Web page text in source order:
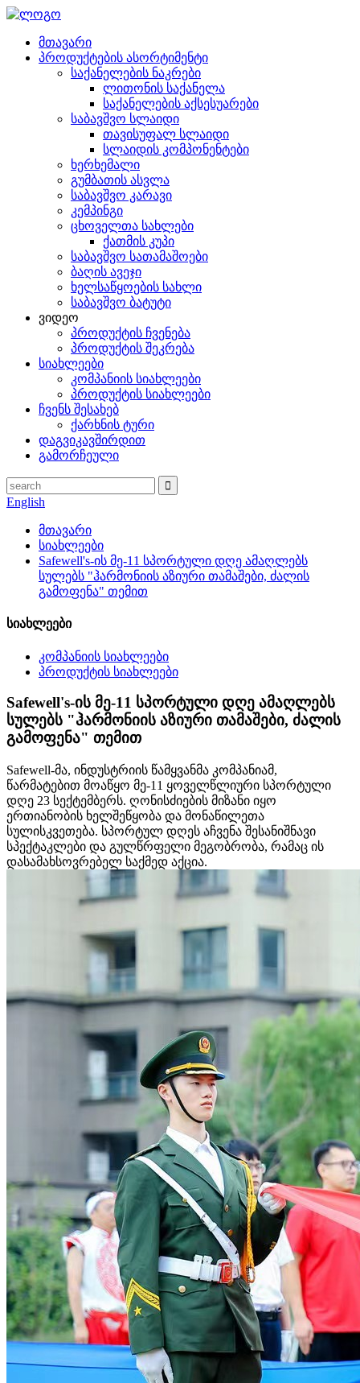
მთავარი
პროდუქტების ასორტიმენტი
საქანელების ნაკრები
ლითონის საქანელა
საქანელების აქსესუარები
საბავშვო სლაიდი
თავისუფალ სლაიდი
სლაიდის კომპონენტები
ხერხემალი
გუმბათის ასვლა
საბავშვო კარავი
კემპინგი
ცხოველთა სახლები
ქათმის კუპი
საბავშვო სათამაშოები
ბაღის ავეჯი
ხელსაწყოების სახლი
საბავშვო ბატუტი
ვიდეო
პროდუქტის ჩვენება
პროდუქტის შეკრება
სიახლეები
კომპანიის სიახლეები
პროდუქტის სიახლეები
ჩვენს შესახებ
ქარხნის ტური
დაგვიკავშირდით
გამორჩეული
English
მთავარი
სიახლეები
Safewell's-ის მე-11 სპორტული დღე ამაღლებს
სულებს "ჰარმონიის აზიური თამაშები, ძალის
გამოფენა" თემით
სიახლეები
კომპანიის სიახლეები
პროდუქტის სიახლეები
Safewell's-ის მე-11 სპორტული დღე ამაღლებს
სულებს "ჰარმონიის აზიური თამაშები, ძალის
გამოფენა" თემით
Safewell-მა, ინდუსტრიის წამყვანმა კომპანიამ,
წარმატებით მოაწყო მე-11 ყოველწლიური სპორტული
დღე 23 სექტემბერს. ღონისძიების მიზანი იყო
ერთიანობის ხელშეწყობა და მონაწილეთა
სულისკვეთება. სპორტულ დღეს აჩვენა შესანიშნავი
სპექტაკლები და გულწრფელი მეგობრობა, რამაც ის
დასამახსოვრებელ საქმედ აქცია.